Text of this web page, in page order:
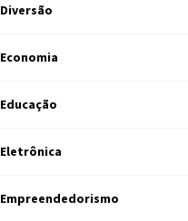
Diversão
Economia
Educação
Eletrônica
Empreendedorismo